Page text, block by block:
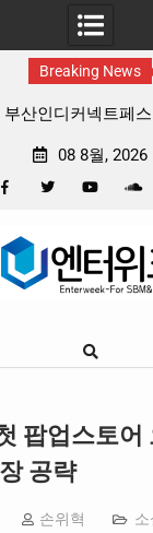
Breaking News
니메이션 ‘고스트밴
08 8월, 2026
팝업스토
공략
손위혁 소